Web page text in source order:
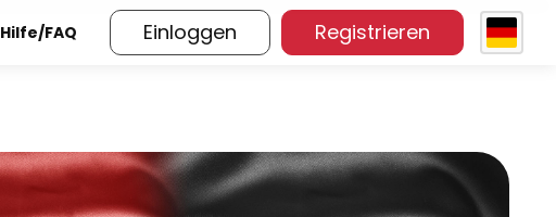
Hilfe/FAQ Einloggen Registrieren